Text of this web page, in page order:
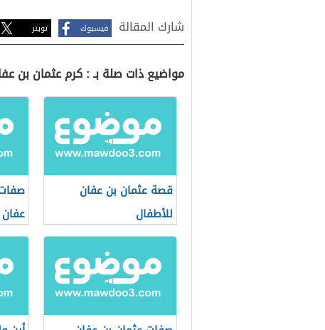
شارك المقالة فيسبوك تويتر
مواضيع ذات صلة بـ : كرم عثمان بن
قصة عثمان بن عفان
للأطفال
عفان